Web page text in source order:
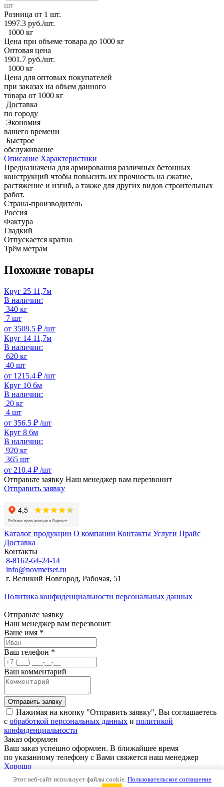
шт
Розница от 1 шт.
1997.3 руб./шт.
1000 кг
Цена при объеме товара до 1000 кг
Оптовая цена
1901.7 руб./шт.
1000 кг
Цена для оптовых покупателей
при заказах на объем данного
товара от 1000 кг
Доставка
по городу
Экономия
вашего времени
Быстрое
обслуживание
Описание Характеристики
Предназначена для армирования различных бетонных
конструкций чтобы повысить их прочность на сжатие,
растяжение и изгиб, а также для других видов строительных
работ.
Страна-производитель
Россия
Фактура
Гладкий
Отпускается кратно
Трём метрам
Похожие товары
Круг 25 11,7м
В наличии:
340 кг
7 шт
от 3509.5 ₽ /шт
Круг 14 11,7м
В наличии:
620 кг
40 шт
от 1215.4 ₽ /шт
Круг 10 6м
В наличии:
20 кг
4 шт
от 356.5 ₽ /шт
Круг 8 6м
В наличии:
920 кг
365 шт
от 210.4 ₽ /шт
Отправьте заявку Наш менеджер вам перезвонит
Отправить заявку
Каталог продукции О компании Контакты Услуги Прайс
Доставка
Контакты
8-8162-64-24-14
info@novmetset.ru
г. Великий Новгород, Рабочая, 51
Политика конфиденциальности персональных данных
Отправьте заявку
Наш менеджер вам перезвонит
Ваше имя *
Ваш телефон *
Ваш комментарий
Отправить заявку
Нажимая на кнопку "Отправить заявку", Вы соглашаетесь
с обработкой персональных данных и политикой
конфиденциальности
Заказ оформлен
Ваш заказ успешно оформлен. В ближайшее время
по указанному телефону с Вами свяжется наш менеджер
Хорошо
Заявка принята
В ближайшее время мы с Вами свяжемся
Этот веб-сайт использует файлы cookie. Пользовательское соглашение